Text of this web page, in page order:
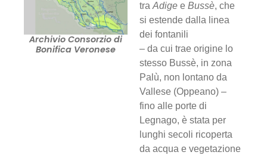
Archivio Consorzio di
Bonifica Veronese
tra Adige e Bussè, che
si estende dalla linea
dei fontanili
– da cui trae origine lo
stesso Bussè, in zona
Palù, non lontano da
Vallese (Oppeano) –
fino alle porte di
Legnago, è stata per
lunghi secoli ricoperta
da acqua e vegetazione